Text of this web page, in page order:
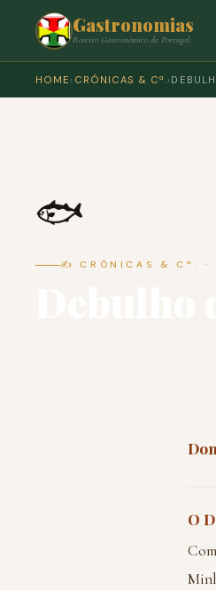
Gastronomias
Roteiro Gastronómico de Portugal
HOME › CRÓNICAS & Cª. ›
🐟
✍️ CRÓNICAS & Cª. ·
O